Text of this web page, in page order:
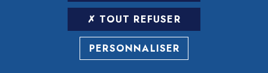
TOUT REFUSER
PERSONNALISER
ARCHIVES DÉSINSCRIPTION